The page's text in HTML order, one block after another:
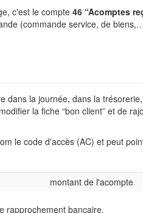
c'est le compte 46 “Acomptes
(commande service, de
dans la journée, dans la trésorerie,
la fiche “bon client” et de
le code d'accès (AC) et peut
montant de l'acompte
rapprochement bancaire.